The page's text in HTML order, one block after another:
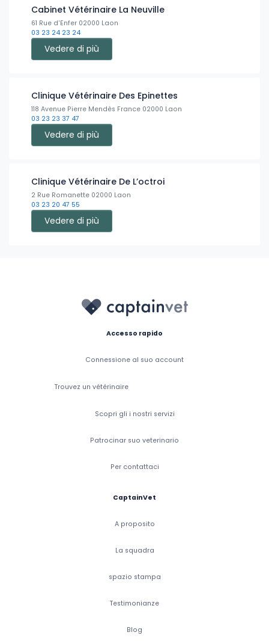
Cabinet Vétérinaire La Neuville
61 Rue d'Enfer 02000 Laon
03 23 24 23 24
Vedere di più
Clinique Vétérinaire Des Epinettes
118 Avenue Pierre Mendès France 02000 Laon
03 23 23 37 47
Vedere di più
Clinique Vétérinaire De L’octroi
2 Rue Romanette 02000 Laon
03 23 20 47 55
Vedere di più
Accesso rapido
Connessione al suo account
Trouvez un vétérinaire
Scopri gli i nostri servizi
Patrocinar suo veterinario
Per contattaci
CaptainVet
A proposito
La squadra
spazio stampa
Testimonianze
Blog